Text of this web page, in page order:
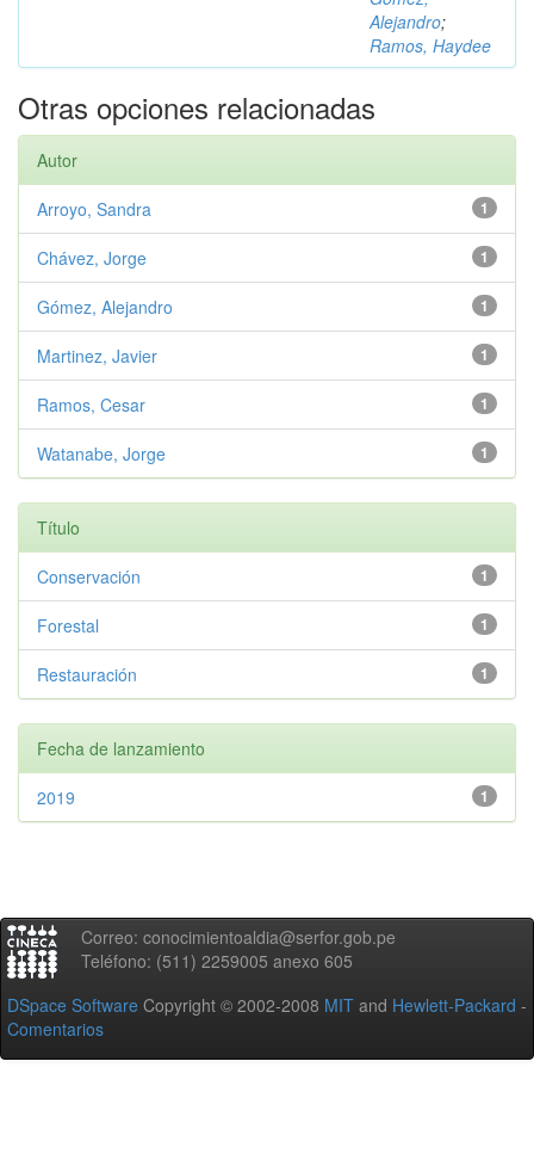
Alejandro;
Ramos, Haydee
Otras opciones relacionadas
Autor
1
Arroyo, Sandra
1
Chávez, Jorge
1
Gómez, Alejandro
1
Martinez, Javier
1
Ramos, Cesar
1
Watanabe, Jorge
Título
1
Conservación
1
Forestal
1
Restauración
Fecha de lanzamiento
1
2019
Correo: conocimientoaldia@serfor.gob.pe
Teléfono: (511) 2259005 anexo 605
DSpace Software Copyright © 2002-2008 MIT and Hewlett-Packard -
Comentarios